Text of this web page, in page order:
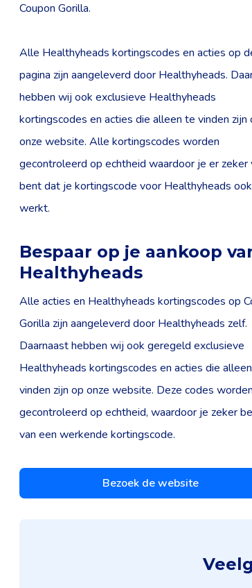
Coupon Gorilla.
Alle Healthyheads kortingscodes en acties op
pagina zijn aangeleverd door Healthyheads.
hebben wij ook exclusieve Healthyheads
kortingscodes en acties die alleen te vinden zijn
onze website. Alle kortingscodes worden
gecontroleerd op echtheid waardoor je er zeker
bent dat je kortingscode voor Healthyheads ook
werkt.
Bespaar op je aankoop
Healthyheads
Alle acties en Healthyheads kortingscodes op
Gorilla zijn aangeleverd door Healthyheads zelf.
Daarnaast hebben wij ook geregeld exclusieve
Healthyheads kortingscodes en acties die
vinden zijn op onze website. Deze codes
gecontroleerd op echtheid, waardoor je zeker
van een werkende kortingscode.
Bezoek de website